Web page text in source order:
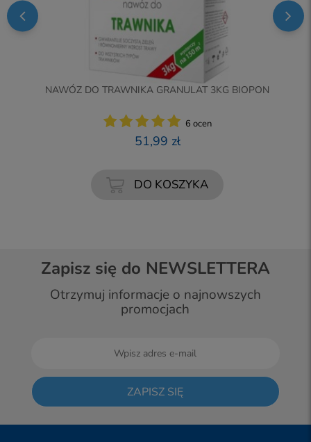
NAWÓZ DO TRAWNIKA GRANULAT 3KG BIOPON
6 ocen
51,99 zł
DO KOSZYKA
Zapisz się do NEWSLETTERA
Otrzymuj informacje o najnowszych
promocjach
ZAPISZ SIĘ